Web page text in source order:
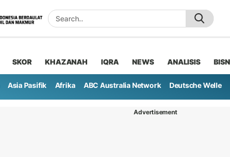
SKOR KHAZANAH IQRA NEWS ANALISIS
Asia Pasifik Afrika ABC Australia Network Deutsche Welle
Advertisement